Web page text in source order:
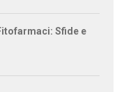
Sfide e